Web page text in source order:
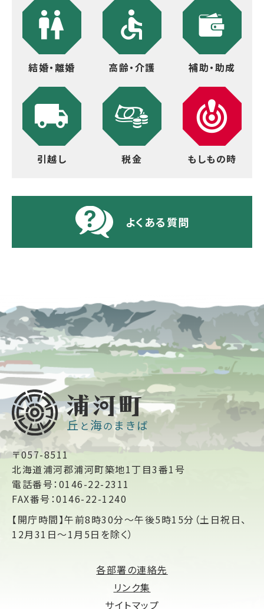
結婚・離婚 高齢・介護 補助・助成
引越し 税金 もしもの時
よくある質問
〒057-8511
北海道浦河郡浦河町築地1丁目3番1号
電話番号：0146-22-2311
FAX番号：0146-22-1240
【開庁時間】午前8時30分～午後5時15分（土日祝日、
12月31日～1月5日を除く）
各部署の連絡先
リンク集
サイトマップ